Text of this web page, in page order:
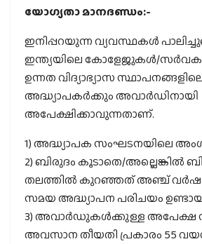
യോഗ്യതാ മാനദണ്ഡം:-
ഇനിപ്പറയുന്ന വ്യവസ്ഥകൾ
ഇന്ത്യയിലെ കോളേജുകൾ/
ഉന്നത വിദ്യാഭ്യാസ
അദ്ധ്യാപകർക്കും അവാർഡിനായി
അപേക്ഷിക്കാവുന്നതാണ്.
1) അദ്ധ്യാപക സംഘടനയിലെ
2) ബിരുദം കൂടാതെ/അല്ലെങ്കിൽ
തലത്തിൽ കുറഞ്ഞത് അഞ്ച്
സമയ അദ്ധ്യാപന പരിചയം
3) അവാർഡുകൾക്കുള്ള അപേക്ഷ
അവസാന തീയതി പ്രകാരം 55